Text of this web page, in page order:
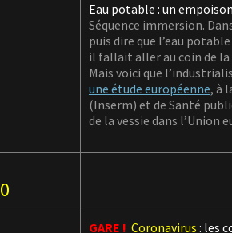
Eau potable : un
Séquence immersion.
puis dire que l’eau
il fallait aller au coin de
Mais voici que
une étude européenne, à
(Inserm) et de Santé
de la vessie dans l’Union
GARE ! Coronavirus : les